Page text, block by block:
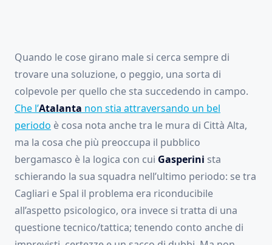
Quando le cose girano male si cerca sempre di
trovare una soluzione, o peggio, una sorta di
colpevole per quello che sta succedendo in campo.
Che l’Atalanta non stia attraversando un bel
periodo è cosa nota anche tra le mura di Città Alta,
ma la cosa che più preoccupa il pubblico
bergamasco è la logica con cui Gasperini sta
schierando la sua squadra nell’ultimo periodo: se tra
Cagliari e Spal il problema era riconducibile
all’aspetto psicologico, ora invece si tratta di una
questione tecnico/tattica; tenendo conto anche di